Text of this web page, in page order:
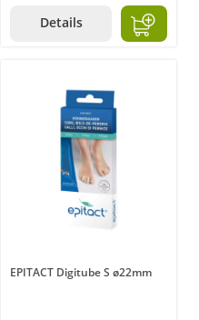
Details
EPITACT Digitube S ø22mm